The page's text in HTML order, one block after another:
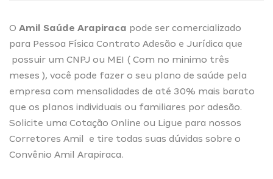
O Amil Saúde Arapiraca pode ser comercializado
para Pessoa Física Contrato Adesão e Jurídica que
possuir um CNPJ ou MEI ( Com no minimo três
meses ), você pode fazer o seu plano de saúde pela
empresa com mensalidades de até 30% mais barato
que os planos individuais ou familiares por adesão.
Solicite uma Cotação Online ou Ligue para nossos
Corretores Amil
e tire todas suas dúvidas sobre o
Convênio Amil Arapiraca.